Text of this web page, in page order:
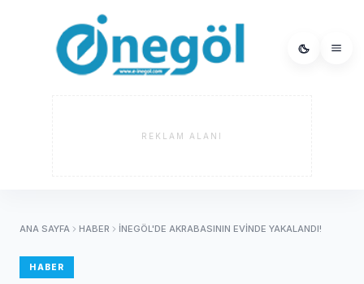
REKLAM ALANI
ANA SAYFA HABER İNEGÖL'DE AKRABASININ EVINDE YAKALANDI!
HABER